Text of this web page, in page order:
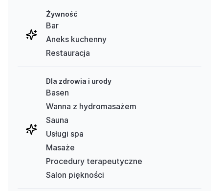
Żywność
Bar
Aneks kuchenny
Restauracja
Dla zdrowia i urody
Basen
Wanna z hydromasażem
Sauna
Usługi spa
Masaże
Procedury terapeutyczne
Salon piękności